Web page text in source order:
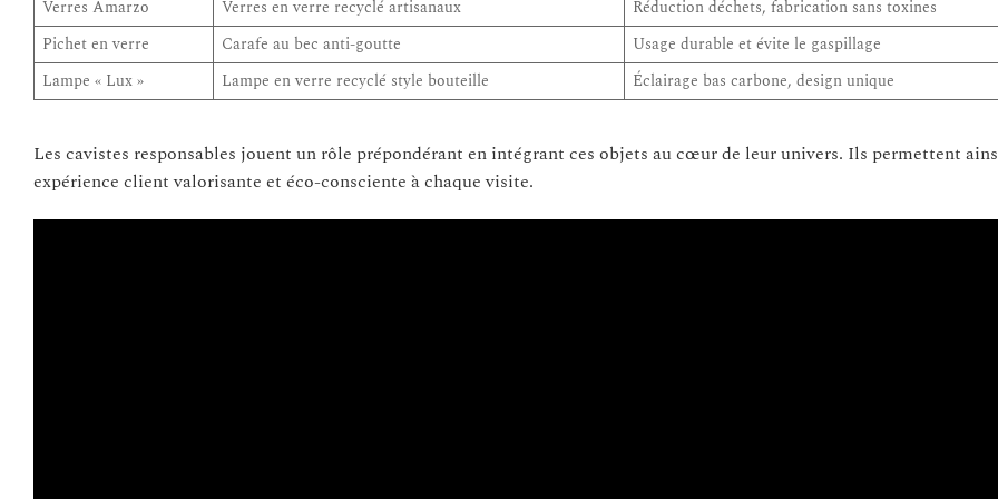
Verres Amarzo
Verres en verre recyclé artisanaux
Réduction déchets, fabrication sans toxines
Pichet en verre
Carafe au bec anti-goutte
Usage durable et évite le gaspillage
Lampe « Lux »
Lampe en verre recyclé style bouteille Éclairage bas carbone, design unique
Les cavistes responsables jouent un rôle prépondérant en intégrant ces objets au cœur de leur univers. Ils permettent
expérience client valorisante et éco-consciente à chaque visite.